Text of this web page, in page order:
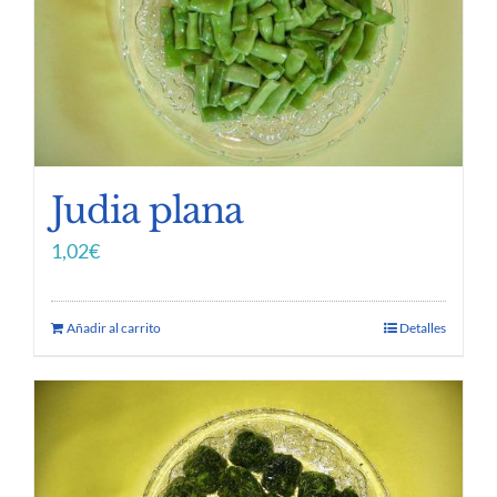
Judia plana
1,02€
Añadir al carrito Detalles